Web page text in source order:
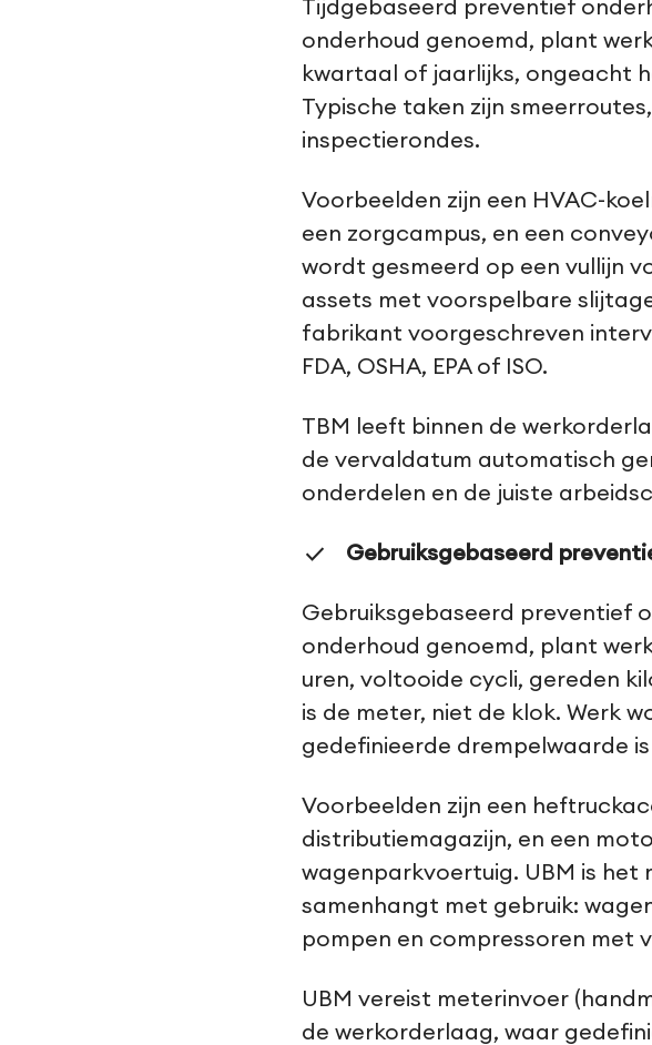
Tijdgebaseerd preventief
onderhoud genoemd, plant
kwartaal of jaarlijks, ongeacht
Typische taken zijn
inspectierondes.
Voorbeelden zijn een HVAC-
een zorgcampus, en een
wordt gesmeerd op een vullijn
assets met voorspelbare
fabrikant voorgeschreven
FDA, OSHA, EPA of ISO.
TBM leeft binnen de
de vervaldatum automatisch
onderdelen en de juiste
Gebruiksgebaseerd
Gebruiksgebaseerd preventief
onderhoud genoemd, plant
uren, voltooide cycli, gereden
is de meter, niet de klok. Werk
gedefinieerde drempelwaarde
Voorbeelden zijn een
distributiemagazijn, en een
wagenparkvoertuig. UBM is
samenhangt met gebruik:
pompen en compressoren met
UBM vereist meterinvoer
de werkorderlaag, waar